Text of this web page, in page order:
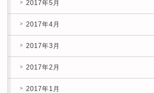
2017年5月
2017年4月
2017年3月
2017年2月
2017年1月